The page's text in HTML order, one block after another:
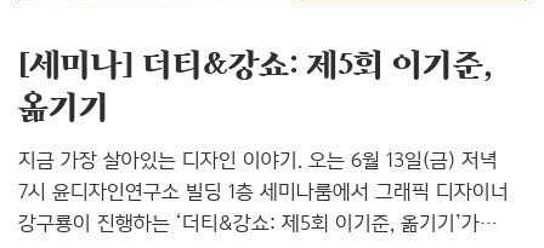
[세미나] 더티&강쇼: 제5회 이기준,
옮기기
지금 가장 살아있는 디자인 이야기. 오는 6월 13일(금) 저녁
7시 윤디자인연구소 빌딩 1층 세미나룸에서 그래픽 디자이너
강구룡이 진행하는 ‘더티&강쇼: 제5회 이기준, 옮기기’가